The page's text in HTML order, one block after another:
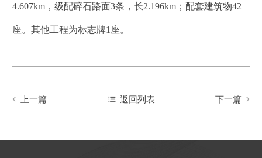
4.607km，级配碎石路面3条，长2.196km；配套建筑物42
座。其他工程为标志牌1座。
上一篇 返回列表 下一篇